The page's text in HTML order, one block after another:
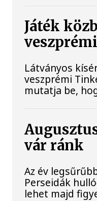
Játék
Látványos
veszprémi
mutatja be,
vár ránk
Az év
Perseidák
lehet majd